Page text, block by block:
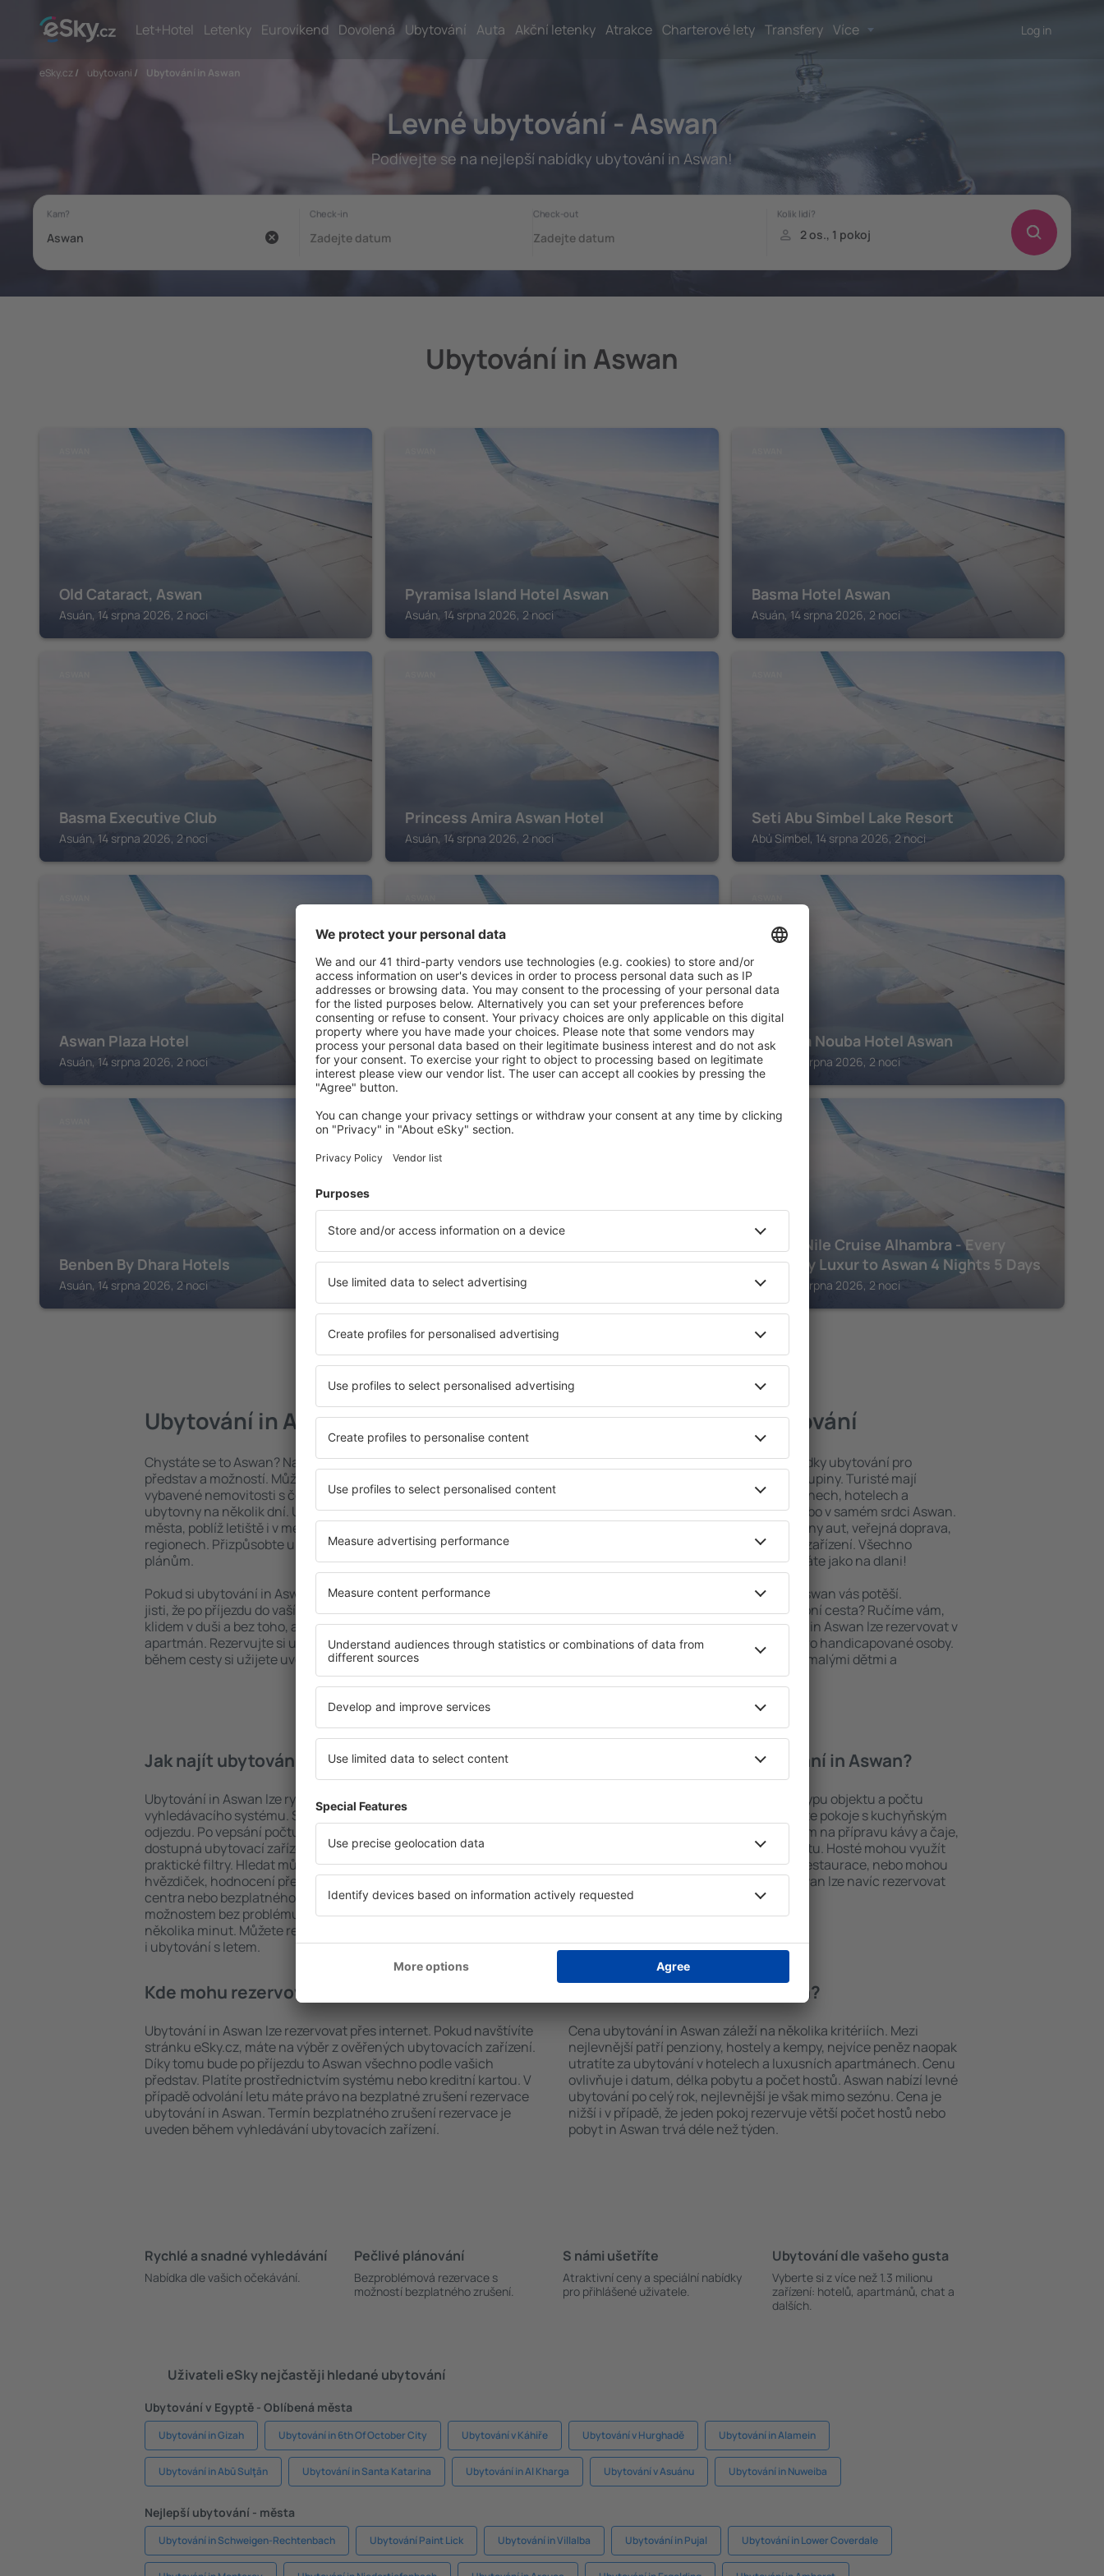
Let+Hotel Letenky Eurovíkend Dovolená Ubytování Auta Akční letenky Atrakce Charterové lety Transfery Více Log in
eSky.cz/ ubytovani / Ubytování in Aswan
Levné ubytování - Aswan
Podívejte se na nejlepší nabídky ubytování in Aswan!
Ubytování in Aswan
Old Cataract, Aswan
Asuán, 14 srpna 2026, 2 noci
Pyramisa Island Hotel Aswan
Asuán, 14 srpna 2026, 2 noci
Basma Hotel Aswan
Asuán, 14 srpna 2026, 2 noci
Basma Executive Club
Asuán, 14 srpna 2026, 2 noci
Princess Amira Aswan Hotel
Asuán, 14 srpna 2026, 2 noci
Seti Abu Simbel Lake Resort
Abú Simbel, 14 srpna 2026, 2 noci
Aswan Plaza Hotel
Asuán, 14 srpna 2026, 2 noci
Tolip Aswan Hotel
Asuán, 14 srpna 2026, 2 noci
Sonesta Nouba Hotel Aswan
Asuán, 14 srpna 2026, 2 noci
Benben By Dhara Hotels
Asuán, 14 srpna 2026, 2 noci
ASWAN
Nile Cruise 3 or 4 or 7 nights
Asuán, 14 srpna 2026, 2 noci
ASWAN
Luxury Nile Cruise Alhambra - Every
Saturday Luxur to Aswan 4 Nights 5 Days
Asuán, 14 srpna 2026, 2 noci
Podívejte se na další nabídky in Aswan
Ubytování in Aswan
Chystáte se to Aswan? Najděte si ubytování přesně podle vašich
představ a možností. Můžete využít prostorné, komfortně
vybavené nemovitosti s četnými vymoženostmi, jakož i levné
ubytovny na několik dní. Ubytování in Aswan je dostupné v centru
města, poblíž letiště i v méně vyhledávaných okresech nebo
regionech. Přizpůsobte ubytování vašim potřebám a dalším
plánům.
Pokud si ubytování in Aswan zarezervujete včas, můžete si být
jisti, že po příjezdu do vaší destinace si budete moci odpočinout s
klidem v duši a bez toho, abyste museli hledat hotel nebo
apartmán. Rezervujte si ubytování před odjezdem to Aswan a
během cesty si užijete uvolněnou atmosféru.
Aswan – nejlepší ubytování
in Aswan si můžete vybrat ze široké nabídky ubytování pro
jednotlivce, páry, rodiny, seniory nebo skupiny. Turisté mají
možnost přenocovat v různých apartmánech, hotelech a
penzionech – v poklidných oblastech nebo v samém srdci Aswan.
Mezi další výhody patří i nedaleké půjčovny aut, veřejná doprava,
četné obchody, restaurační a rekreační zařízení. Všechno
nezbytné pro nezapomenutelný výlet máte jako na dlani!
Pokud toužíte po luxusním ubytování, Aswan vás potěší.
Dokonalá dovolená nebo úspěšná služební cesta? Ručíme vám,
že budete nadmíru spokojeni. Ubytování in Aswan lze rezervovat v
zařízeních s bezbariérovým přístupem pro handicapované osoby.
Na své si přijdou i rodiny s batolaty nebo malými dětmi a
návštěvníci, kteří cestují se zvířaty.
Jak najít ubytování in Aswan?
Ubytování in Aswan lze rychle najít prostřednictvím našeho
vyhledávacího systému. Stačí uvést cíl cesty a termín příjezdu a
odjezdu. Po vepsání počtu cestujících systém rychle najde
dostupná ubytovací zařízení in Aswan. Výběr ubytování usnadní i
praktické filtry. Hledat můžete podle typu zařízení, počtu
hvězdiček, hodnocení předchozích návštěvníků, vzdálenosti od
centra nebo bezplatného zrušení rezervace. Díky těmto
možnostem bez problému najdete ubytování in Aswan v průběhu
několika minut. Můžete rezervovat pouze ubytovací zařízení nebo
i ubytování s letem.
Jaké vybavení nabízí ubytování in Aswan?
Vybavení ubytování in Aswan záleží na typu objektu a počtu
hvězdiček. V dostupných místech najdete pokoje s kuchyňským
koutem, balkonem, klimatizací, přístrojem na přípravu kávy a čaje,
sadou ručníků nebo přístupem k internetu. Hosté mohou využít
bezplatné parkování, objednat si jídla z restaurace, nebo mohou
zvolit hotel s bazénem. Ubytování in Aswan lze navíc rezervovat
se službou přepravy z nebo na letiště.
Kde mohu rezervovat ubytování in Aswan?
Ubytování in Aswan lze rezervovat přes internet. Pokud navštívíte
stránku eSky.cz, máte na výběr z ověřených ubytovacích zařízení.
Díky tomu bude po příjezdu to Aswan všechno podle vašich
představ. Platíte prostřednictvím systému nebo kreditní kartou. V
případě odvolání letu máte právo na bezplatné zrušení rezervace
ubytování in Aswan. Termín bezplatného zrušení rezervace je
uveden během vyhledávání ubytovacích zařízení.
Kolik stojí ubytování in Aswan?
Cena ubytování in Aswan záleží na několika kritériích. Mezi
nejlevnější patří penziony, hostely a kempy, nejvíce peněz naopak
utratíte za ubytování v hotelech a luxusních apartmánech. Cenu
ovlivňuje i datum, délka pobytu a počet hostů. Aswan nabízí levné
ubytování po celý rok, nejlevnější je však mimo sezónu. Cena je
nižší i v případě, že jeden pokoj rezervuje větší počet hostů nebo
pobyt in Aswan trvá déle než týden.
Rychlé a snadné vyhledávání
Nabídka dle vašich očekávání.
Pečlivé plánování
Bezproblémová rezervace s
možností bezplatného zrušení.
S námi ušetříte
Atraktivní ceny a speciální nabídky
pro přihlášené uživatele.
Ubytování dle vašeho gusta
Vyberte si z více než 1.3 milionu
zařízení: hotelů, apartmánů, chat a
dalších.
Uživateli eSky nejčastěji hledané ubytování
Ubytování v Egyptě - Oblíbená města
Ubytování in Gizah Ubytování in 6th Of October City Ubytování v Káhiře Ubytování v Hurghadě Ubytování in Alamein
Ubytování in Abū Sulţān Ubytování in Santa Katarina Ubytování in Al Kharga Ubytování v Asuánu Ubytování in Nuweiba
Nejlepší ubytování - města
Ubytování in Schweigen-Rechtenbach Ubytování Paint Lick Ubytování in Villalba Ubytování in Pujal Ubytování in Lower Coverdale